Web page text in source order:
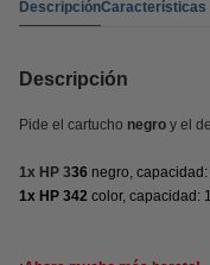
DescripciónCaracterísticas
Descripción
Pide el cartucho negro y el de
1x HP 336 negro,
1x HP 342 color, capacidad: